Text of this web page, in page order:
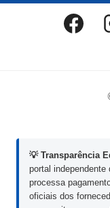
💡 Transparência
portal independente
processa
oficiais dos